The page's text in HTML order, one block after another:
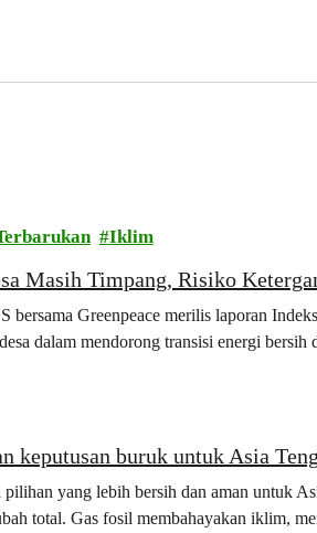
Iklim
Masih Timpang, Risiko
Greenpeace merilis laporan
dalam mendorong transisi energi
keputusan buruk untuk Asia
yang lebih bersih dan aman untuk
total. Gas fosil membahayakan iklim,